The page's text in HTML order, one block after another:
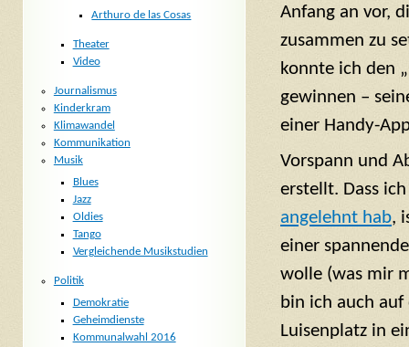
Anfang an vor,
zusammen zu
konnte ich den
gewinnen –
einer Handy-
Vorspann und
erstellt. Dass
angelehnt hab,
einer
wolle (was mir
bin ich auch
Luisenplatz in
Arthuro de las Cosas
Theater
Video
Journalismus
Kinderkram
Klimawandel
Kommunikation
Musik
Blues
Jazz
Oldies
Tango
Vergleichende Musikstudien
Politik
Demokratie
Geheimdienste
Kommunalwahl 2016